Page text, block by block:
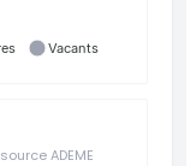
Vacants
ADEME